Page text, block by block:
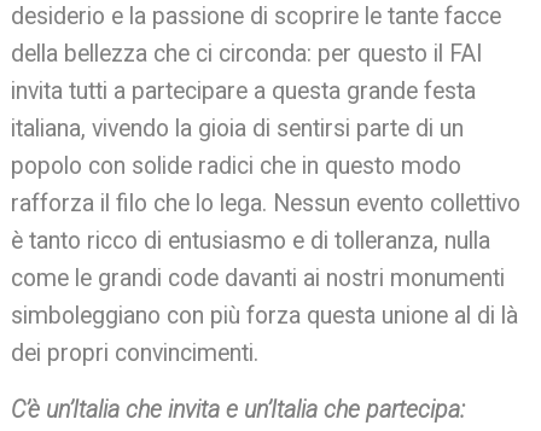
desiderio e la passione di scoprire le tante facce
della bellezza che ci circonda: per questo il FAI
invita tutti a partecipare a questa grande festa
italiana, vivendo la gioia di sentirsi parte di un
popolo con solide radici che in questo modo
rafforza il filo che lo lega. Nessun evento collettivo
è tanto ricco di entusiasmo e di tolleranza, nulla
come le grandi code davanti ai nostri monumenti
simboleggiano con più forza questa unione al di là
dei propri convincimenti.
C’è un’Italia che invita e un’Italia che partecipa: